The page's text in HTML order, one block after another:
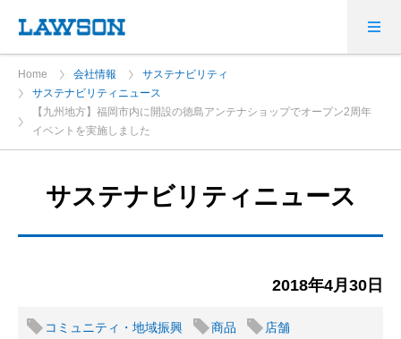
Home 会社情報
サステナビリティ
サステナビリティニュース
【九州地方】福岡市内に開設の徳島アンテナショップでオープン2周年
イベントを実施しました
サステナビリティニュース
2018年4月30日
コミュニティ・地域振興 商品
店舗